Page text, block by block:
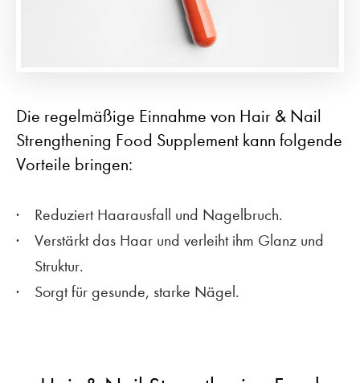
Die regelmäßige Einnahme von Hair & Nail
Strengthening Food Supplement kann folgende
Vorteile bringen:
Reduziert Haarausfall und Nagelbruch.
Verstärkt das Haar und verleiht ihm Glanz und
Struktur.
Sorgt für gesunde, starke Nägel.